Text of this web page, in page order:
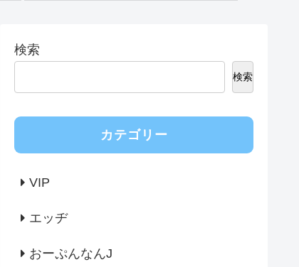
検索
検索
カテゴリー
VIP
エッヂ
おーぷんなんJ